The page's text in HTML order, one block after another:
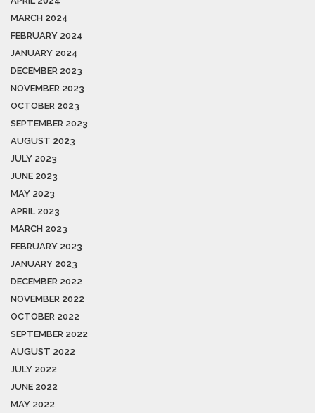
MARCH 2024
FEBRUARY 2024
JANUARY 2024
DECEMBER 2023
NOVEMBER 2023
OCTOBER 2023
SEPTEMBER 2023
AUGUST 2023
JULY 2023
JUNE 2023
MAY 2023
APRIL 2023
MARCH 2023
FEBRUARY 2023
JANUARY 2023
DECEMBER 2022
NOVEMBER 2022
OCTOBER 2022
SEPTEMBER 2022
AUGUST 2022
JULY 2022
JUNE 2022
MAY 2022